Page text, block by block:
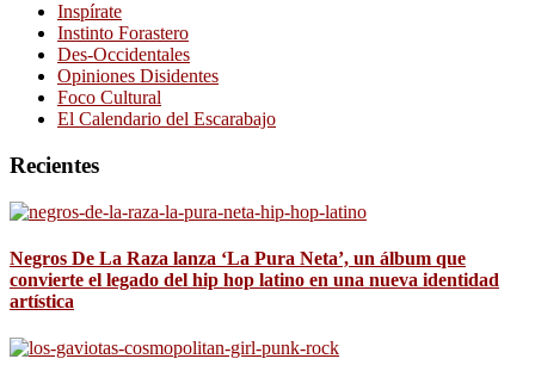
Inspírate
Instinto Forastero
Des-Occidentales
Opiniones Disidentes
Foco Cultural
El Calendario del Escarabajo
Recientes
Negros De La Raza lanza ‘La Pura Neta’, un álbum que
convierte el legado del hip hop latino en una nueva identidad
artística